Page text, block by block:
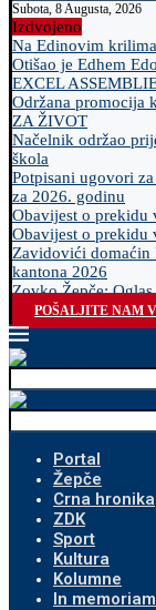
Subota, 8 Augusta, 2026
Izdvojeno
Na Edinovim
Otišao je Edhem
EXCEL
Održana promocija
ZA ŽIVOT
Načelnik održao
škola
Potpisani ugovori
za 2026. godinu
Obavijest o prekidu
Obavijest o prekidu
Zavidovići domaćin
kantona 2026
Zovko Žepče: Oglas
POŠALJITE NAM
Portal
Žepče
Crna hronika
ZDK
Sport
Kultura
Kolumne
In memoriam